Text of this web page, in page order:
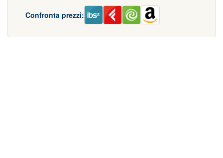
Confronta prezzi: